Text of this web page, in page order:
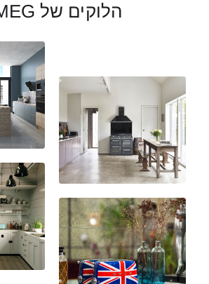
הלוקים של SMEG